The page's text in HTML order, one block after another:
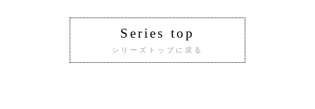
Series top
シリーズトップに戻る